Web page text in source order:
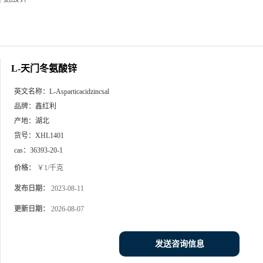
L-天门冬氨酸锌
英文名称： L-Asparticacidzincsal
品牌： 鑫红利
产地： 湖北
货号： XHL1401
cas： 36393-20-1
价格： ￥1/千克
发布日期： 2023-08-11
更新日期： 2026-08-07
发送咨询信息